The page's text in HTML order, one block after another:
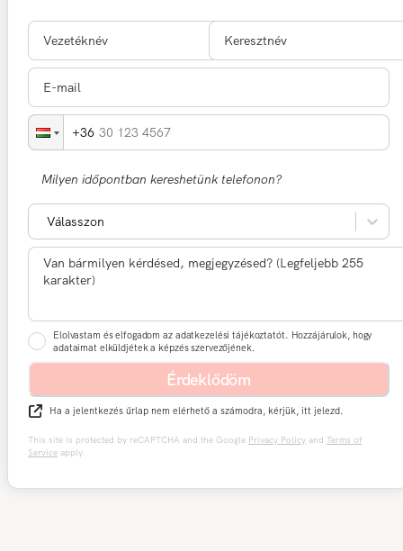
30 123 4567
Milyen időpontban kereshetünk telefonon?
Válasszon
Elolvastam és elfogadom az adatkezelési tájékoztatót. Hozzájárulok, hogy
adataimat elküldjétek a képzés szervezőjének.
Érdeklődöm
Ha a jelentkezés űrlap nem elérhető a számodra, kérjük, itt jelezd.
This site is protected by reCAPTCHA and the Google Privacy Policy and Terms of
Service apply.